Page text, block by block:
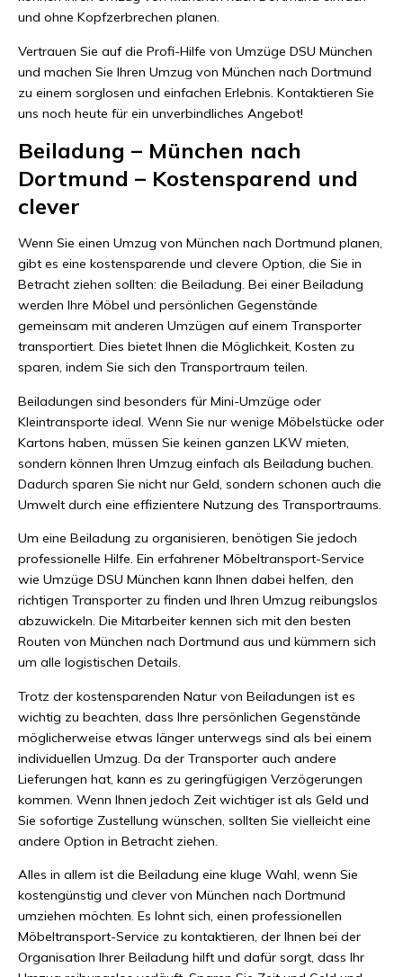
und ohne Kopfzerbrechen planen.
Vertrauen Sie auf die Profi-Hilfe von Umzüge DSU München
und machen Sie Ihren Umzug von München nach Dortmund
zu einem sorglosen und einfachen Erlebnis. Kontaktieren Sie
uns noch heute für ein unverbindliches Angebot!
Beiladung – München nach
Dortmund – Kostensparend und
clever
Wenn Sie einen Umzug von München nach Dortmund planen,
gibt es eine kostensparende und clevere Option, die Sie in
Betracht ziehen sollten: die Beiladung. Bei einer Beiladung
werden Ihre Möbel und persönlichen Gegenstände
gemeinsam mit anderen Umzügen auf einem Transporter
transportiert. Dies bietet Ihnen die Möglichkeit, Kosten zu
sparen, indem Sie sich den Transportraum teilen.
Beiladungen sind besonders für Mini-Umzüge oder
Kleintransporte ideal. Wenn Sie nur wenige Möbelstücke oder
Kartons haben, müssen Sie keinen ganzen LKW mieten,
sondern können Ihren Umzug einfach als Beiladung buchen.
Dadurch sparen Sie nicht nur Geld, sondern schonen auch die
Umwelt durch eine effizientere Nutzung des Transportraums.
Um eine Beiladung zu organisieren, benötigen Sie jedoch
professionelle Hilfe. Ein erfahrener Möbeltransport-Service
wie Umzüge DSU München kann Ihnen dabei helfen, den
richtigen Transporter zu finden und Ihren Umzug reibungslos
abzuwickeln. Die Mitarbeiter kennen sich mit den besten
Routen von München nach Dortmund aus und kümmern sich
um alle logistischen Details.
Trotz der kostensparenden Natur von Beiladungen ist es
wichtig zu beachten, dass Ihre persönlichen Gegenstände
möglicherweise etwas länger unterwegs sind als bei einem
individuellen Umzug. Da der Transporter auch andere
Lieferungen hat, kann es zu geringfügigen Verzögerungen
kommen. Wenn Ihnen jedoch Zeit wichtiger ist als Geld und
Sie sofortige Zustellung wünschen, sollten Sie vielleicht eine
andere Option in Betracht ziehen.
Alles in allem ist die Beiladung eine kluge Wahl, wenn Sie
kostengünstig und clever von München nach Dortmund
umziehen möchten. Es lohnt sich, einen professionellen
Möbeltransport-Service zu kontaktieren, der Ihnen bei der
Organisation Ihrer Beiladung hilft und dafür sorgt, dass Ihr